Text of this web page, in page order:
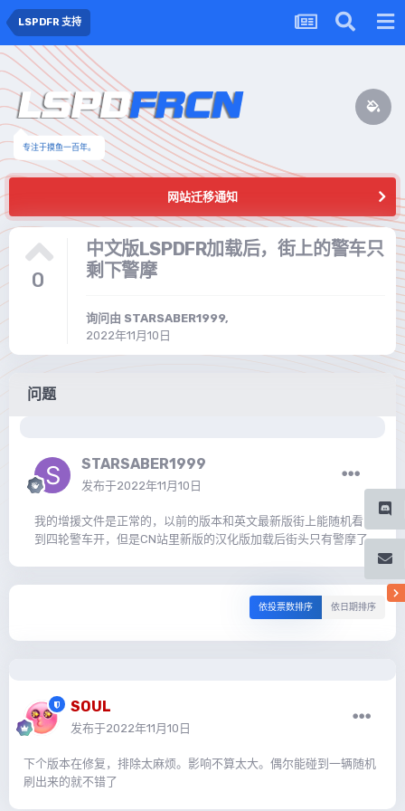
LSPDFR 支持
专注于摸鱼一百年。
网站迁移通知
0
中文版LSPDFR加载后，街上的警车只
剩下警摩
询问由 STARSABER1999,
2022年11月10日
问题
STARSABER1999
发布于2022年11月10日
我的增援文件是正常的，以前的版本和英文最新版街上能随机看
到四轮警车开，但是CN站里新版的汉化版加载后街头只有警摩了
依投票数排序 依日期排序
SOUL
发布于2022年11月10日
下个版本在修复，排除太麻烦。影响不算太大。偶尔能碰到一辆随机
刷出来的就不错了